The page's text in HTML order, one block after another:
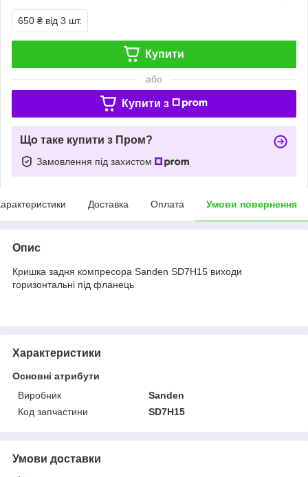
650 ₴ від 3 шт.
Купити
або
Купити з
Що таке купити з Пром?
Замовлення під захистом
Доставка Оплата Умови повернення
Опис
Кришка задня компресора Sanden SD7H15 виходи
горизонтальні під фланець
Характеристики
Основні атрибути
Виробник
Sanden
Код запчастини
SD7H15
Умови доставки